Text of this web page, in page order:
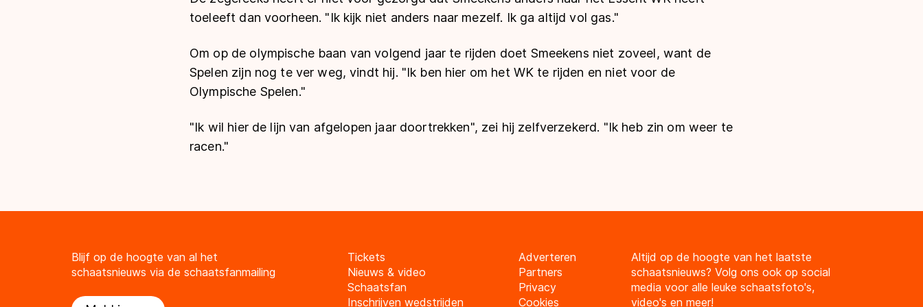
toeleeft dan voorheen. "Ik kijk niet anders naar mezelf. Ik ga altijd vol gas."
Om op de olympische baan van volgend jaar te rijden doet Smeekens niet zoveel, want de
Spelen zijn nog te ver weg, vindt hij. "Ik ben hier om het WK te rijden en niet voor de
Olympische Spelen."
"Ik wil hier de lijn van afgelopen jaar doortrekken", zei hij zelfverzekerd. "Ik heb zin om weer te
racen."
Blijf op de hoogte van al het
schaatsnieuws via de schaatsfanmailing
Tickets
Nieuws & video
Schaatsfan
Inschrijven wedstrijden
Adverteren
Partners
Privacy
Cookies
Altijd op de hoogte van het laatste
schaatsnieuws? Volg ons ook op social
media voor alle leuke schaatsfoto's,
video's en meer!